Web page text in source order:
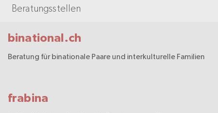
Beratungsstellen
binational.ch
Beratung für binationale Paare und interkulturelle Familien
frabina